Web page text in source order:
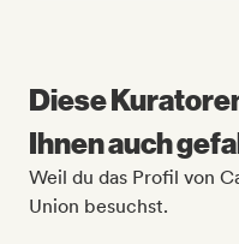
Diese
Ihnen auch
Weil du das Profil von
Union besuchst.